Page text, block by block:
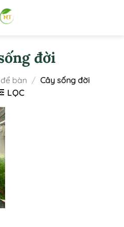
đời
bàn / Cây sống đời
LỌC